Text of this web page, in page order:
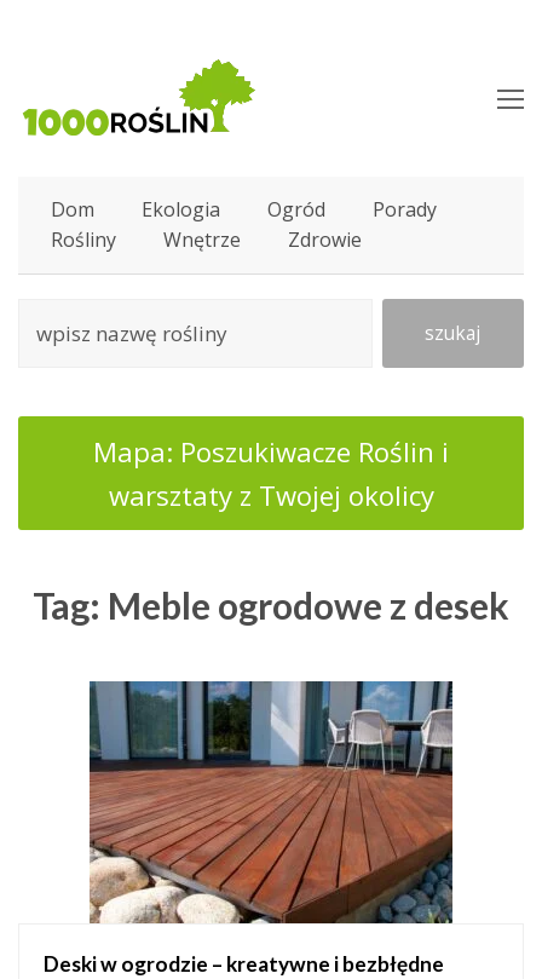
Dom Ekologia Ogród
Porady
Rośliny
Wnętrze Zdrowie
szukaj
Mapa: Poszukiwacze Roślin i
warsztaty z Twojej okolicy
Tag: Meble ogrodowe z desek
Deski w ogrodzie – kreatywne i bezbłędne